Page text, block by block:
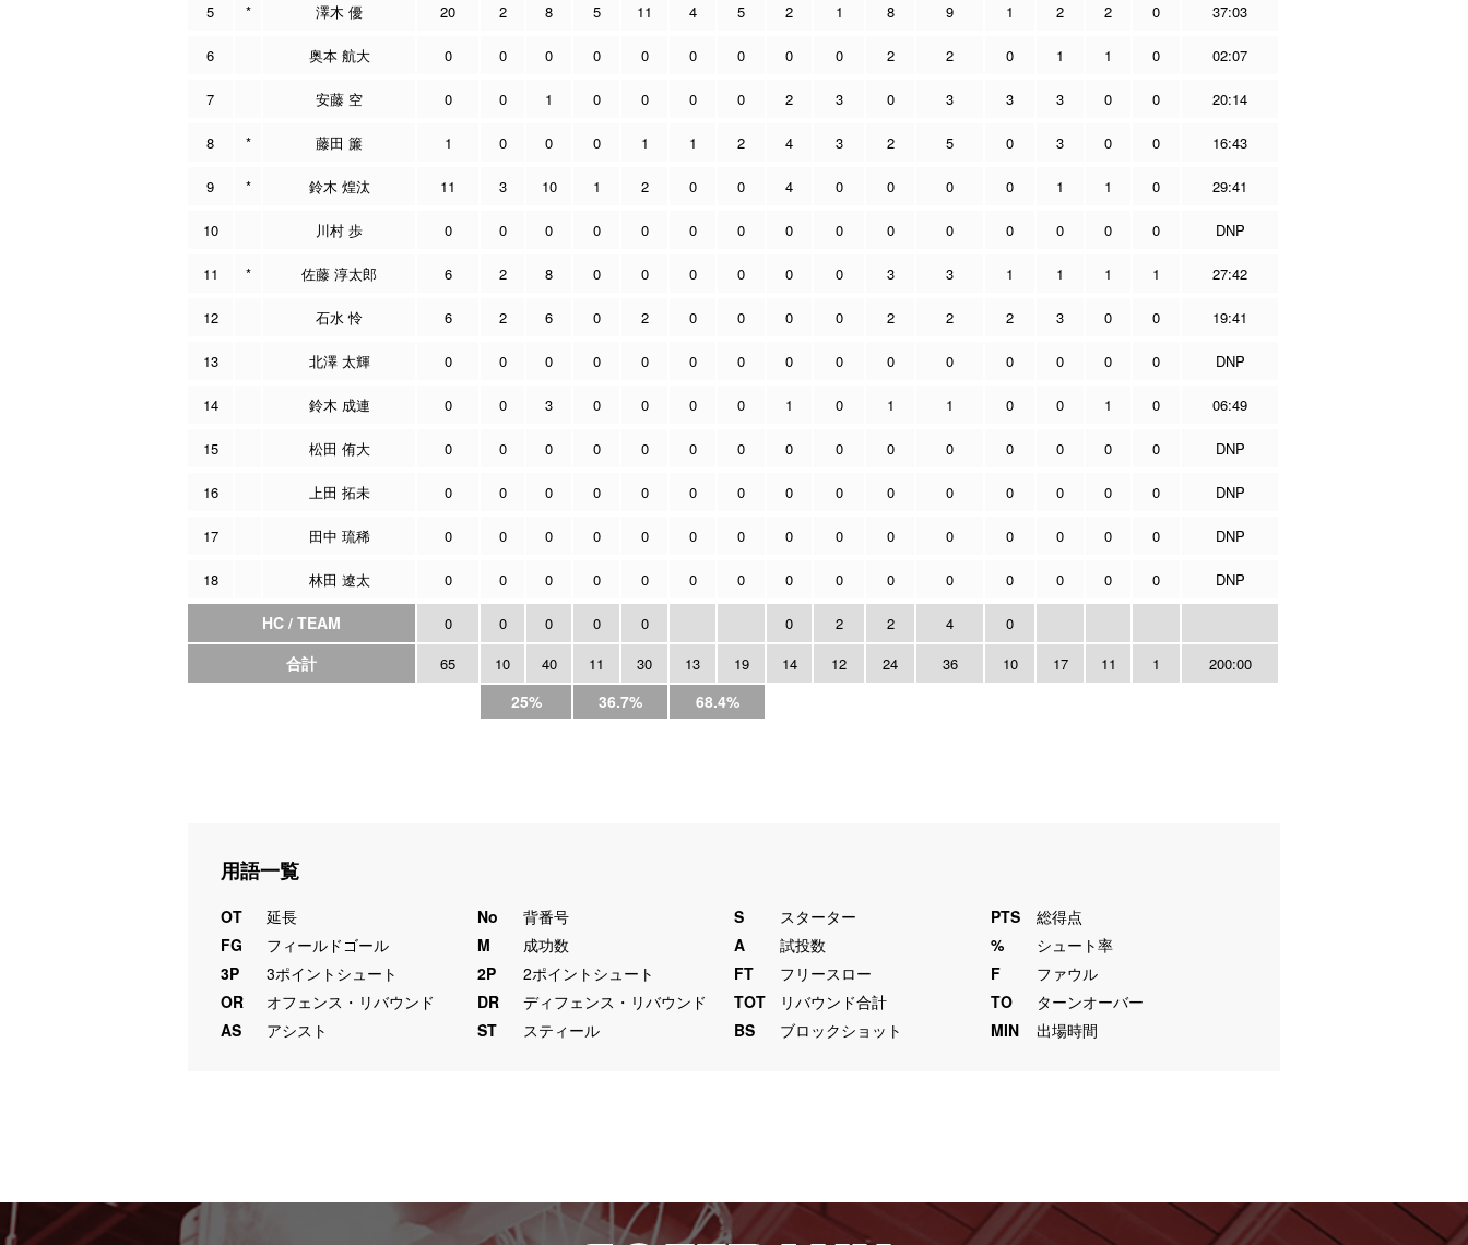
5 * 澤木 優 20 2 8 5 11 4 5 2 1 8 9 1 2 2 0 37:03
6 奥本 航大 0 0 0 0 0 0 0 0 0 2 2 0 1 1 0 02:07
7 安藤 空 0 0 1 0 0 0 0 2 3 0 3 3 3 0 0 20:14
8 * 藤田 簾 1 0 0 0 1 1 2 4 3 2 5 0 3 0 0 16:43
9 * 鈴木 煌汰 11 3 10 1 2 0 0 4 0 0 0 0 1 1 0 29:41
10 川村 歩 0 0 0 0 0 0 0 0 0 0 0 0 0 0 0 DNP
11 * 佐藤 淳太郎 6 2 8 0 0 0 0 0 0 3 3 1 1 1 1 27:42
12 石水 怜 6 2 6 0 2 0 0 0 0 2 2 2 3 0 0 19:41
13 北澤 太輝 0 0 0 0 0 0 0 0 0 0 0 0 0 0 0 DNP
14 鈴木 成連 0 0 3 0 0 0 0 1 0 1 1 0 0 1 0 06:49
15 松田 侑大 0 0 0 0 0 0 0 0 0 0 0 0 0 0 0 DNP
16 上田 拓未 0 0 0 0 0 0 0 0 0 0 0 0 0 0 0 DNP
17 田中 琉稀 0 0 0 0 0 0 0 0 0 0 0 0 0 0 0 DNP
18 林田 遼太 0 0 0 0 0 0 0 0 0 0 0 0 0 0 0 DNP
HC / TEAM 0 0 0 0 0 0 2 2 4 0
合計 65 10 40 11 30 13 19 14 12 24 36 10 17 11 1 200:00
25% 36.7% 68.4%
用語一覧
OT 延長 No 背番号 S スターター PTS
総得点
FG
フィールドゴール M 成功数 A 試投数 %
シュート率
3P
3ポイントシュート 2P 2ポイントシュート FT フリースロー F
ファウル
OR
オフェンス・リバウンド DR ディフェンス・リバウンド TOT リバウンド合計 TO
ターンオーバー
AS
アシスト ST スティール BS ブロックショット MIN 出場時間